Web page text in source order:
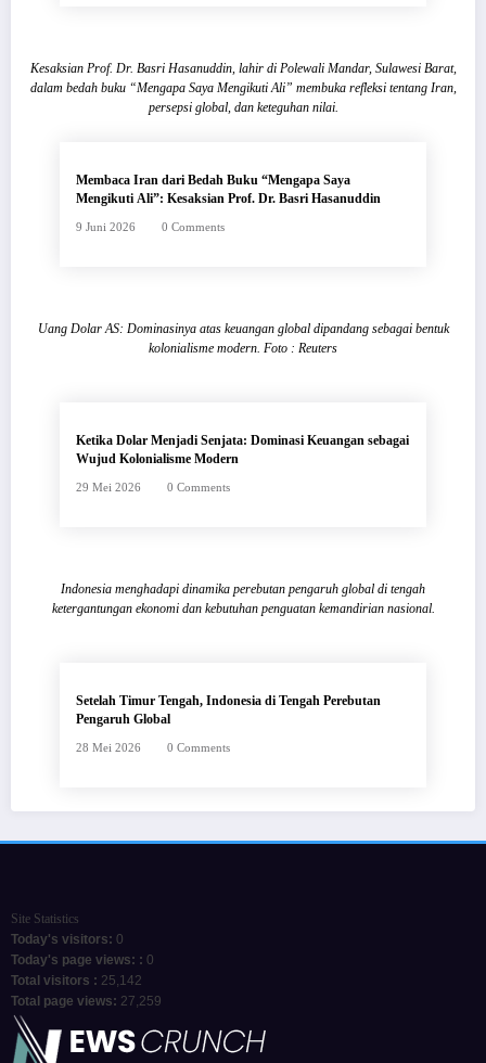
Kesaksian Prof. Dr. Basri Hasanuddin, lahir di Polewali Mandar, Sulawesi Barat,
dalam bedah buku “Mengapa Saya Mengikuti Ali” membuka refleksi tentang Iran,
persepsi global, dan keteguhan nilai.
Membaca Iran dari Bedah Buku “Mengapa Saya
Mengikuti Ali”: Kesaksian Prof. Dr. Basri Hasanuddin
9 Juni 2026 0 Comments
Uang Dolar AS: Dominasinya atas keuangan global dipandang sebagai bentuk
kolonialisme modern. Foto : Reuters
Ketika Dolar Menjadi Senjata: Dominasi Keuangan sebagai
Wujud Kolonialisme Modern
29 Mei 2026 0 Comments
Indonesia menghadapi dinamika perebutan pengaruh global di tengah
ketergantungan ekonomi dan kebutuhan penguatan kemandirian nasional.
Setelah Timur Tengah, Indonesia di Tengah Perebutan
Pengaruh Global
28 Mei 2026 0 Comments
Site Statistics
Today's visitors: 0
Today's page views: : 0
Total visitors : 25,142
Total page views: 27,259